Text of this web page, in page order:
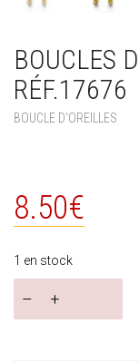
BOUCLES
RÉF.17676
BOUCLE D'OREILLES
8.50€
1 en stock
Boucles